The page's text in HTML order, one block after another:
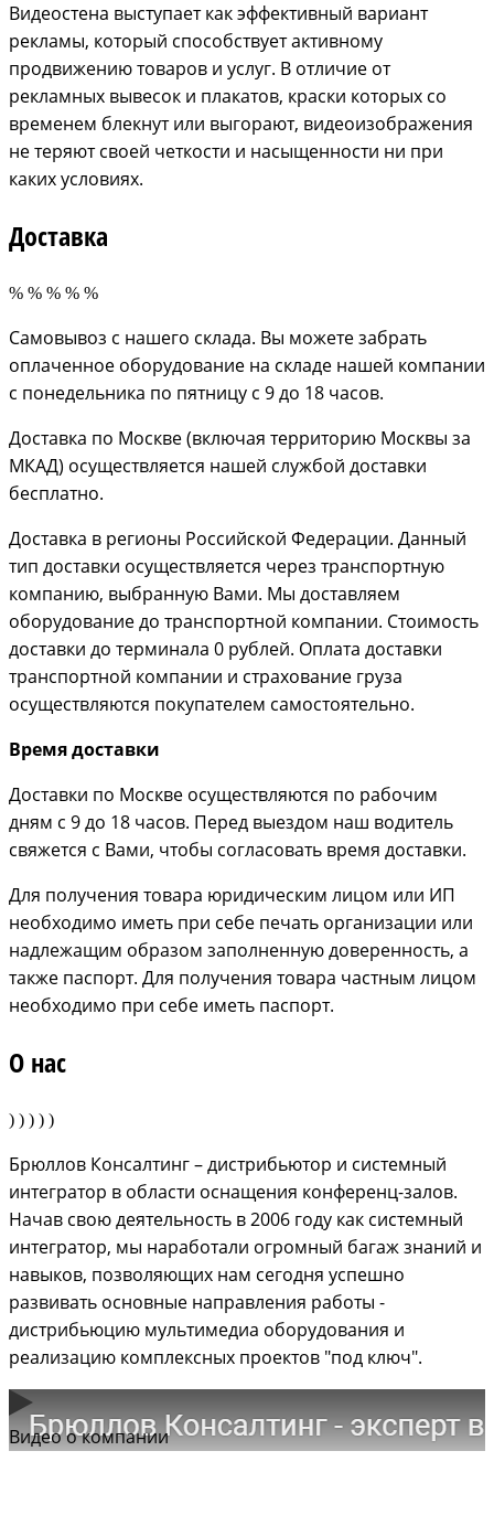
Видеостена выступает как эффективный вариант
рекламы, который способствует активному
продвижению товаров и услуг. В отличие от
рекламных вывесок и плакатов, краски которых со
временем блекнут или выгорают, видеоизображения
не теряют своей четкости и насыщенности ни при
каких условиях.
Доставка
Самовывоз с нашего склада. Вы можете забрать
оплаченное оборудование на складе нашей компании
с понедельника по пятницу с 9 до 18 часов.
Доставка по Москве (включая территорию Москвы за
МКАД) осуществляется нашей службой доставки
бесплатно.
Доставка в регионы Российской Федерации. Данный
тип доставки осуществляется через транспортную
компанию, выбранную Вами. Мы доставляем
оборудование до транспортной компании. Стоимость
доставки до терминала 0 рублей. Оплата доставки
транспортной компании и страхование груза
осуществляются покупателем самостоятельно.
Время доставки
Доставки по Москве осуществляются по рабочим
дням с 9 до 18 часов. Перед выездом наш водитель
свяжется с Вами, чтобы согласовать время доставки.
Для получения товара юридическим лицом или ИП
необходимо иметь при себе печать организации или
надлежащим образом заполненную доверенность, а
также паспорт. Для получения товара частным лицом
необходимо при себе иметь паспорт.
О нас
Брюллов Консалтинг – дистрибьютор и системный
интегратор в области оснащения конференц-залов.
Начав свою деятельность в 2006 году как системный
интегратор, мы наработали огромный багаж знаний и
навыков, позволяющих нам сегодня успешно
развивать основные направления работы -
дистрибьюцию мультимедиа оборудования и
реализацию комплексных проектов "под ключ".
Видео о компании